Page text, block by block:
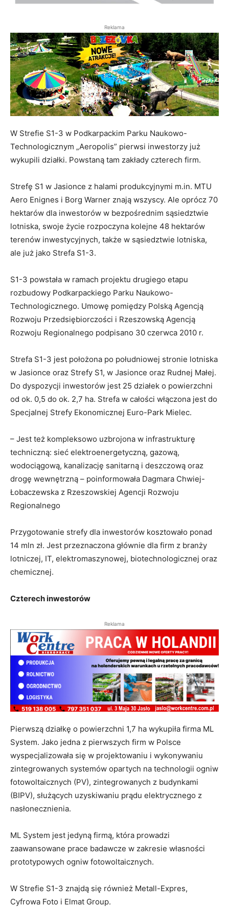
Reklama
W Strefie S1-3 w Podkarpackim Parku Naukowo-
Technologicznym „Aeropolis” pierwsi inwestorzy już
wykupili działki. Powstaną tam zakłady czterech firm.
Strefę S1 w Jasionce z halami produkcyjnymi m.in. MTU
Aero Enignes i Borg Warner znają wszyscy. Ale oprócz 70
hektarów dla inwestorów w bezpośrednim sąsiedztwie
lotniska, swoje życie rozpoczyna kolejne 48 hektarów
terenów inwestycyjnych, także w sąsiedztwie lotniska,
ale już jako Strefa S1-3.
S1-3 powstała w ramach projektu drugiego etapu
rozbudowy Podkarpackiego Parku Naukowo-
Technologicznego. Umowę pomiędzy Polską Agencją
Rozwoju Przedsiębiorczości i Rzeszowską Agencją
Rozwoju Regionalnego podpisano 30 czerwca 2010 r.
Strefa S1-3 jest położona po południowej stronie lotniska
w Jasionce oraz Strefy S1, w Jasionce oraz Rudnej Małej.
Do dyspozycji inwestorów jest 25 działek o powierzchni
od ok. 0,5 do ok. 2,7 ha. Strefa w całości włączona jest do
Specjalnej Strefy Ekonomicznej Euro-Park Mielec.
– Jest też kompleksowo uzbrojona w infrastrukturę
techniczną: sieć elektroenergetyczną, gazową,
wodociągową, kanalizację sanitarną i deszczową oraz
drogę wewnętrzną – poinformowała Dagmara Chwiej-
Łobaczewska z Rzeszowskiej Agencji Rozwoju
Regionalnego
Przygotowanie strefy dla inwestorów kosztowało ponad
14 mln zł. Jest przeznaczona głównie dla firm z branży
lotniczej, IT, elektromaszynowej, biotechnologicznej oraz
chemicznej.
Czterech inwestorów
Reklama
Pierwszą działkę o powierzchni 1,7 ha wykupiła firma ML
System. Jako jedna z pierwszych firm w Polsce
wyspecjalizowała się w projektowaniu i wykonywaniu
zintegrowanych systemów opartych na technologii ogniw
fotowoltaicznych (PV), zintegrowanych z budynkami
(BIPV), służących uzyskiwaniu prądu elektrycznego z
nasłonecznienia.
ML System jest jedyną firmą, która prowadzi
zaawansowane prace badawcze w zakresie własności
prototypowych ogniw fotowoltaicznych.
W Strefie S1-3 znajdą się również Metall-Expres,
Cyfrowa Foto i Elmat Group.